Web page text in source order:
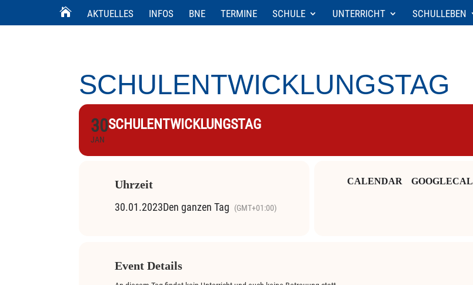
AKTUELLES INFOS BNE TERMINE SCHULE UNTERRICHT SCHULLEBEN
SCHULENTWICKLUNGSTAG
30
JAN
SCHULENTWICKLUNGSTAG
Uhrzeit
30.01.2023Den ganzen Tag (GMT+01:00)
CALENDAR GOOGLECAL
Event Details